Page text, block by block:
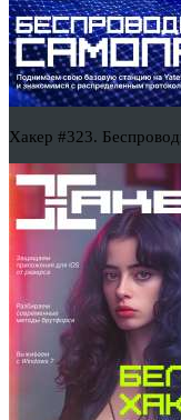
Хакер #323.